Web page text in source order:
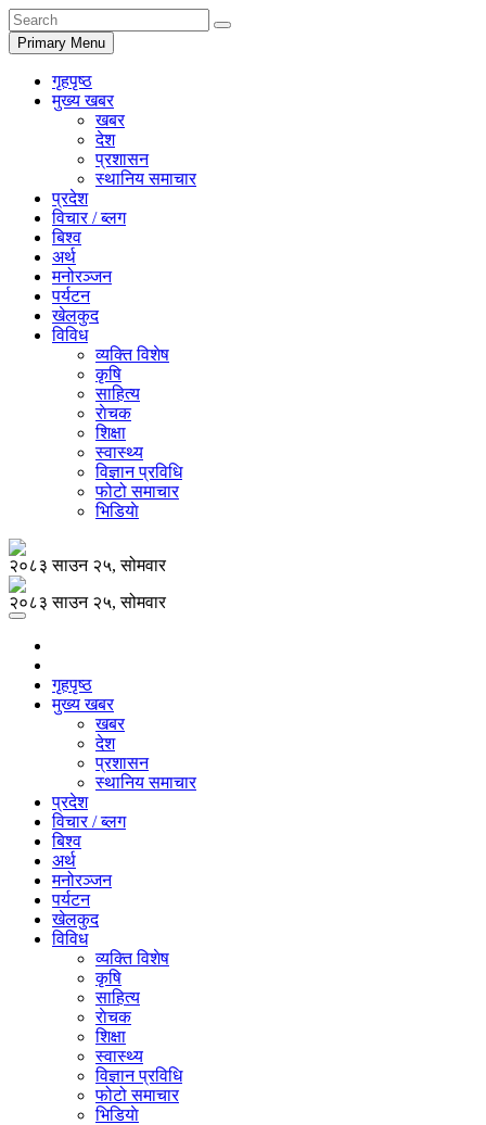
Primary Menu
गृहपृष्ठ
मुख्य खबर
खबर
देश
प्रशासन
स्थानिय समाचार
प्रदेश
विचार / ब्लग
बिश्व
अर्थ
मनोरञ्जन
पर्यटन
खेलकुद
विविध
व्यक्ति विशेष
कृषि
साहित्य
राेचक
शिक्षा
स्वास्थ्य
विज्ञान प्रविधि
फोटो समाचार
भिडियाे
२०८३ साउन २५, सोमवार
२०८३ साउन २५, सोमवार
गृहपृष्ठ
मुख्य खबर
खबर
देश
प्रशासन
स्थानिय समाचार
प्रदेश
विचार / ब्लग
बिश्व
अर्थ
मनोरञ्जन
पर्यटन
खेलकुद
विविध
व्यक्ति विशेष
कृषि
साहित्य
राेचक
शिक्षा
स्वास्थ्य
विज्ञान प्रविधि
फोटो समाचार
भिडियाे